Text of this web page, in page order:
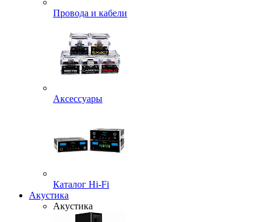
Провода и кабели
Аксессуары
Каталог Hi-Fi
Акустика
Акустика